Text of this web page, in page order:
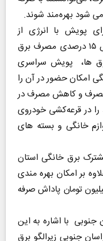
شود بهره‌مند شوند.
پویش با انرژی از
اردیبهشت ماه سال جاری با هدف کاهش ۱۵ درصدی مصرف برق
ها، پویش سراسری
امکان حضور در آن را
مصرف و کاهش مصرف در
در قرعه‌کشی خودروی
خانگی و بسته های
امسال ۱۵۰ هزار مشترک برق خانگی استان
علاوه بر امکان بهره مندی
پویش ،مجموعا ۶ میلیارد و ۲۰۰ میلیون تومان پاداش صرفه
با اشاره به این
خراسان جنوبی زیرالگو برق